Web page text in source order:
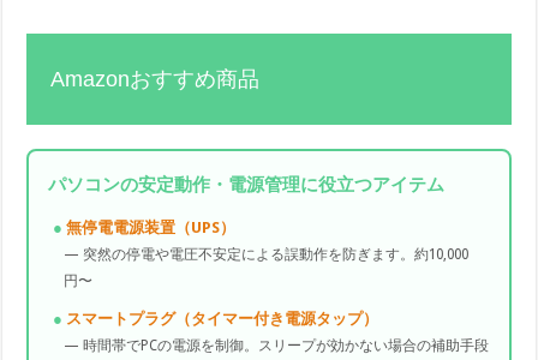
Amazonおすすめ商品
パソコンの安定動作・電源管理に役立つアイテム
無停電電源装置（UPS）
— 突然の停電や電圧不安定による誤動作を防ぎます。約10,000
円〜
スマートプラグ（タイマー付き電源タップ）
— 時間帯でPCの電源を制御。スリープが効かない場合の補助手段